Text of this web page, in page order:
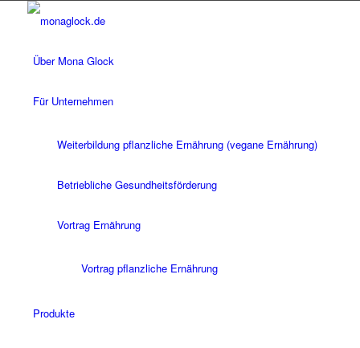
Über Mona Glock
Für Unternehmen
Weiterbildung pflanzliche Ernährung (vegane Ernährung)
Betriebliche Gesundheitsförderung
Vortrag Ernährung
Vortrag pflanzliche Ernährung
Produkte